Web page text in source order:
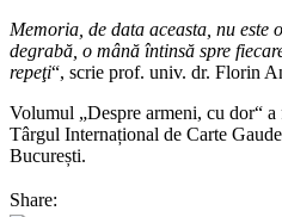
Memoria, de data aceasta, nu este
degrabă, o mână întinsă spre
repeţi“, scrie prof. univ. dr. Florin
Volumul „Despre armeni, cu dor“ a
Târgul Internațional de Carte
București.
Share: